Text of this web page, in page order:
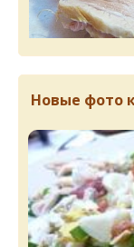
Новые фото